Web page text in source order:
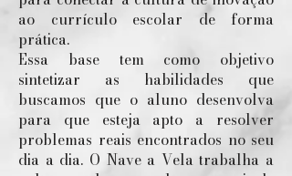
ao currículo escolar de forma
prática.
Essa base tem como objetivo
sintetizar as habilidades que
buscamos que o aluno desenvolva
para que esteja apto a resolver
problemas reais encontrados no seu
dia a dia. O Nave a Vela trabalha a